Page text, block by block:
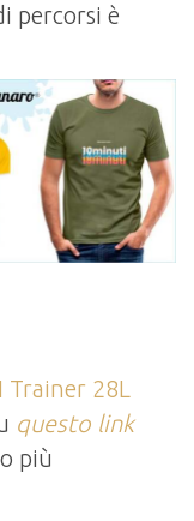
percorsi è
Trainer 28L
questo link
più